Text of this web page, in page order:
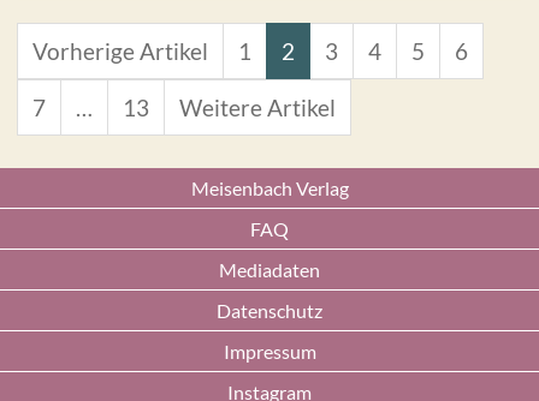
Vorherige Artikel 1 2 3 4 5 6
7 … 13 Weitere Artikel
Meisenbach Verlag
FAQ
Mediadaten
Datenschutz
Impressum
Instagram